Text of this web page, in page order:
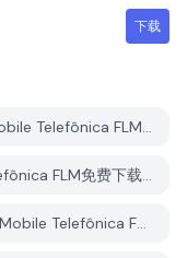
下载
我如何从PGYER APK HUB下载PrismaMobile Telefônica FLM？
PGYER APK HUB上的PrismaMobile Telefônica FLM免费下载吗？
我需要在PGYER APK HUB上下载PrismaMobile Telefônica FLM时需要账户吗？